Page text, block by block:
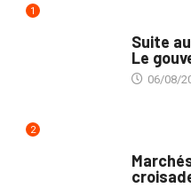
1
Suite
Le
06/08/
2